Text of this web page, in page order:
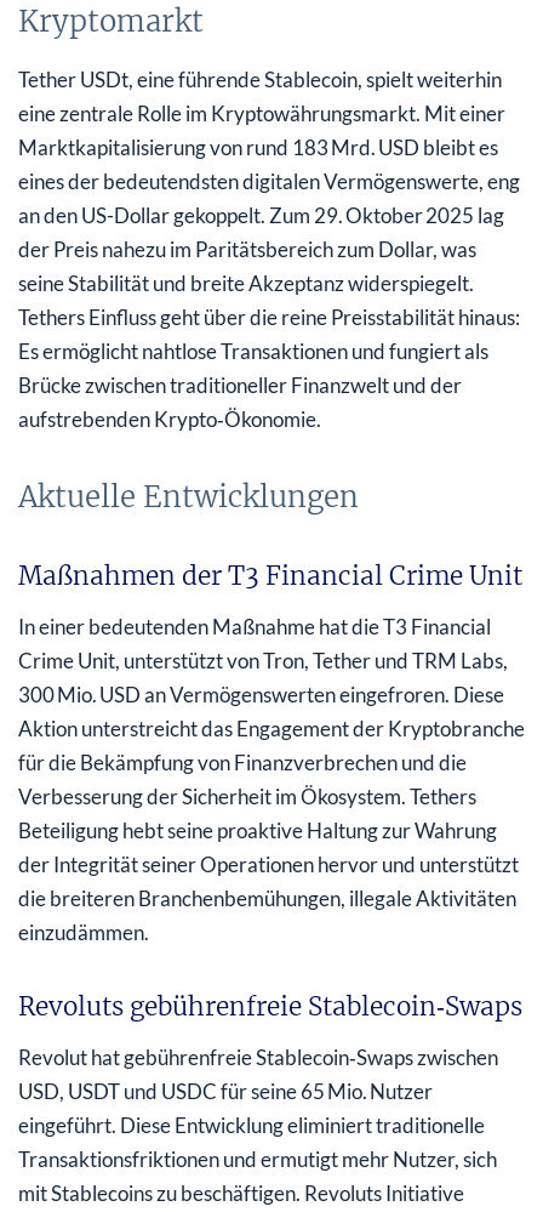
Kryptomarkt
Tether USDt, eine führende Stablecoin, spielt weiterhin
eine zentrale Rolle im Kryptowährungsmarkt. Mit einer
Marktkapitalisierung von rund 183 Mrd. USD bleibt es
eines der bedeutendsten digitalen Vermögenswerte, eng
an den US-Dollar gekoppelt. Zum 29. Oktober 2025 lag
der Preis nahezu im Paritätsbereich zum Dollar, was
seine Stabilität und breite Akzeptanz widerspiegelt.
Tethers Einfluss geht über die reine Preisstabilität hinaus:
Es ermöglicht nahtlose Transaktionen und fungiert als
Brücke zwischen traditioneller Finanzwelt und der
aufstrebenden Krypto‑Ökonomie.
Aktuelle Entwicklungen
Maßnahmen der T3 Financial Crime Unit
In einer bedeutenden Maßnahme hat die T3 Financial
Crime Unit, unterstützt von Tron, Tether und TRM Labs,
300 Mio. USD an Vermögenswerten eingefroren. Diese
Aktion unterstreicht das Engagement der Kryptobranche
für die Bekämpfung von Finanzverbrechen und die
Verbesserung der Sicherheit im Ökosystem. Tethers
Beteiligung hebt seine proaktive Haltung zur Wahrung
der Integrität seiner Operationen hervor und unterstützt
die breiteren Branchenbemühungen, illegale Aktivitäten
einzudämmen.
Revoluts gebührenfreie Stablecoin‑Swaps
Revolut hat gebührenfreie Stablecoin‑Swaps zwischen
USD, USDT und USDC für seine 65 Mio. Nutzer
eingeführt. Diese Entwicklung eliminiert traditionelle
Transaktionsfriktionen und ermutigt mehr Nutzer, sich
mit Stablecoins zu beschäftigen. Revoluts Initiative